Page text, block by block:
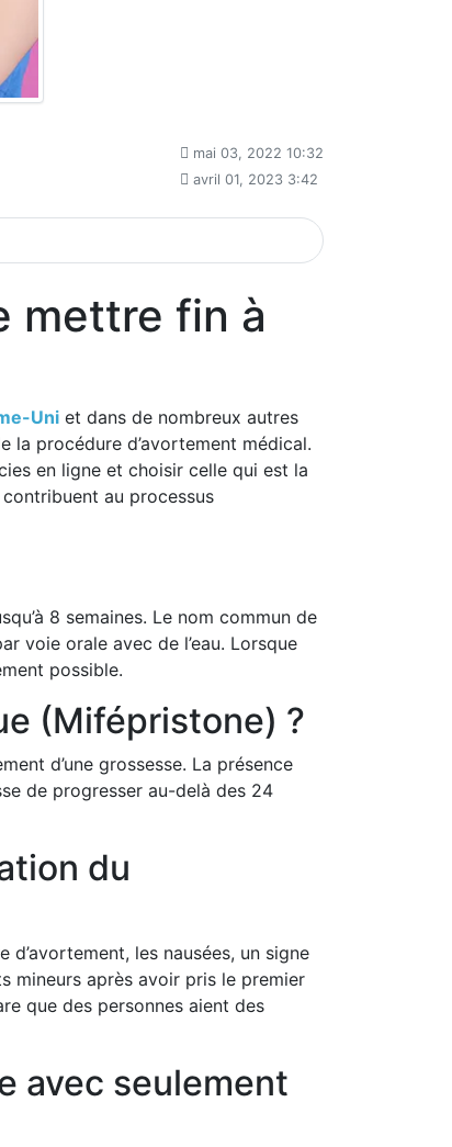
mai 03, 2022 10:32
avril 01, 2023 3:42
mettre fin à
Uni et dans de nombreux autres
la procédure d’avortement médical.
en ligne et choisir celle qui est la
au processus
8 semaines. Le nom commun de
voie orale avec de l’eau. Lorsque
possible.
(Mifépristone) ?
d’une grossesse. La présence
de progresser au-delà des 24
du
les nausées, un signe
mineurs après avoir pris le premier
que des personnes aient des
avec seulement